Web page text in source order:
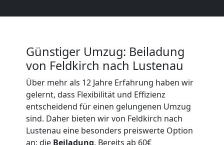
Günstiger Umzug: Beiladung
von Feldkirch nach Lustenau
Über mehr als 12 Jahre Erfahrung haben wir
gelernt, dass Flexibilität und Effizienz
entscheidend für einen gelungenen Umzug
sind. Daher bieten wir von Feldkirch nach
Lustenau eine besonders preiswerte Option
an: die Beiladung. Bereits ab 60€
+
LKW
Möbellift
Feldkirch
Übersiedlung